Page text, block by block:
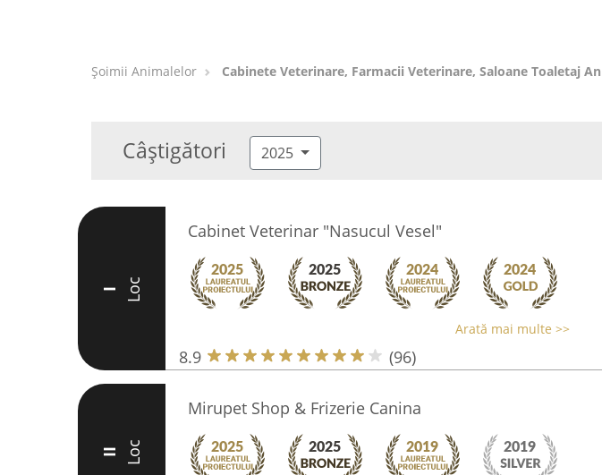
Şoimii Animalelor Cabinete Veterinare, Farmacii Veterinare, Saloane Toaletaj
Câștigători 2025
I Loc
Cabinet Veterinar "Nasucul Vesel"
Arată mai multe >>
8.9 (96)
II Loc
Mirupet Shop & Frizerie Canina